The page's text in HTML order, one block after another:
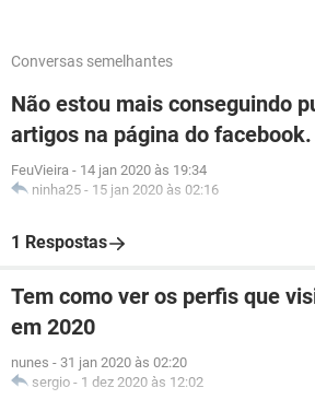
Conversas semelhantes
Não estou mais conseguindo
artigos na página do facebook.
FeuVieira - 14 jan 2020 às 19:34
ninha25 - 15 jan 2020 às 02:16
1 Respostas
Tem como ver os perfis que
em 2020
nunes - 31 jan 2020 às 02:20
sergio - 1 dez 2020 às 12:02